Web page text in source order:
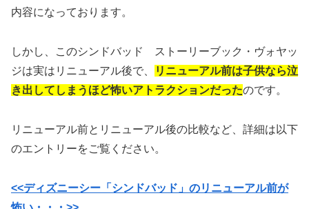
内容になっております。
しかし、このシンドバッド ストーリーブック・ヴォヤッ
ジは実はリニューアル後で、
リニューアル前は子供なら泣
き出してしまうほど怖いアトラクションだったのです。
リニューアル前とリニューアル後の比較など、詳細は以下
のエントリーをご覧ください。
<<ディズニーシー「シンドバッド」のリニューアル前が